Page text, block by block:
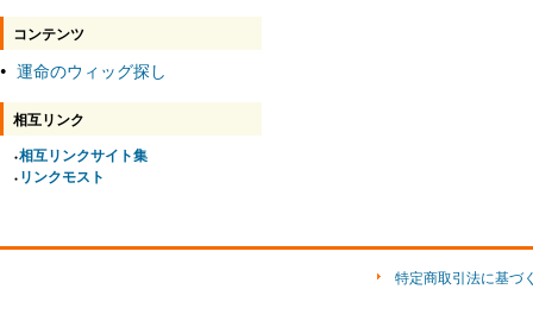
コンテンツ
● 運命のウィッグ探し
相互リンク
●相互リンクサイト集
● リンクモスト
特定商取引法に基づ